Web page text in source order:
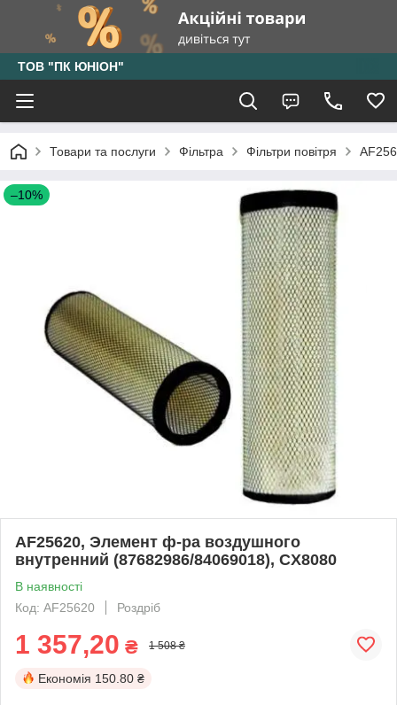
ТОВ "ПК ЮНІОН"
Товари та послуги Фільтра Фільтри повітря
–10%
AF25620, Элемент ф-ра воздушного
внутренний (87682986/84069018), CX8080
В наявності
Код: AF25620
Роздріб
1 357,20 ₴ 1 508 ₴
Економія 150.80 ₴